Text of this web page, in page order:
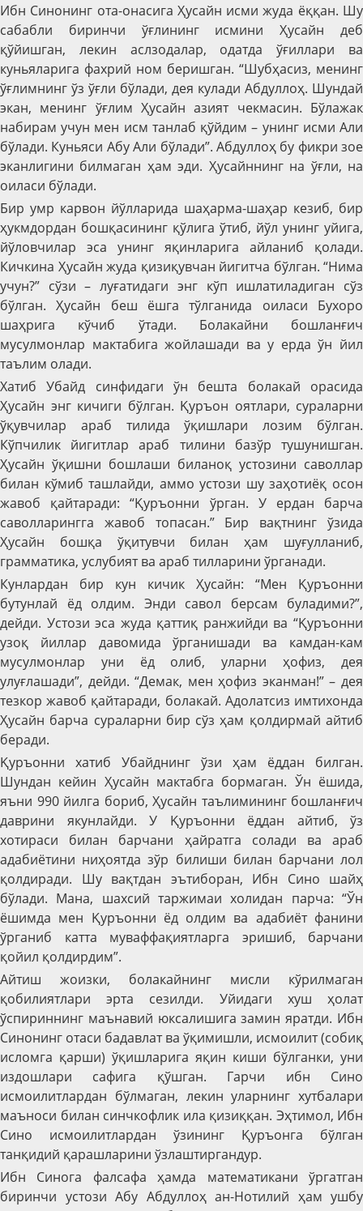
Ибн Синонинг ота-онасига Ҳусайн исми жуда ёққан. Шу
сабабли биринчи ўғлининг исмини Ҳусайн деб
қўйишган, лекин аслзодалар, одатда ўғиллари ва
куньяларига фахрий ном беришган. “Шубҳасиз, менинг
ўғлимнинг ўз ўғли бўлади, дея кулади Абдуллоҳ. Шундай
экан, менинг ўғлим Ҳусайн азият чекмасин. Бўлажак
набирам учун мен исм танлаб қўйдим – унинг исми Али
бўлади. Куньяси Абу Али бўлади”. Абдуллоҳ бу фикри зое
эканлигини билмаган ҳам эди. Ҳусайннинг на ўғли, на
оиласи бўлади.
Бир умр карвон йўлларида шаҳарма-шаҳар кезиб, бир
ҳукмдордан бошқасининг қўлига ўтиб, йўл унинг уйига,
йўловчилар эса унинг яқинларига айланиб қолади.
Кичкина Ҳусайн жуда қизиқувчан йигитча бўлган. “Нима
учун?” сўзи – луғатидаги энг кўп ишлатиладиган сўз
бўлган. Ҳусайн беш ёшга тўлганида оиласи Бухоро
шаҳрига кўчиб ўтади. Болакайни бошланғич
мусулмонлар мактабига жойлашади ва у ерда ўн йил
таълим олади.
Хатиб Убайд синфидаги ўн бешта болакай орасида
Ҳусайн энг кичиги бўлган. Қуръон оятлари, сураларни
ўқувчилар араб тилида ўқишлари лозим бўлган.
Кўпчилик йигитлар араб тилини базўр тушунишган.
Ҳусайн ўқишни бошлаши биланоқ устозини саволлар
билан кўмиб ташлайди, аммо устози шу заҳотиёқ осон
жавоб қайтаради: “Қуръонни ўрган. У ердан барча
саволларингга жавоб топасан.” Бир вақтнинг ўзида
Ҳусайн бошқа ўқитувчи билан ҳам шуғулланиб,
грамматика, услубият ва араб тилларини ўрганади.
Кунлардан бир кун кичик Ҳусайн: “Мен Қуръонни
бутунлай ёд олдим. Энди савол берсам буладими?”,
дейди. Устози эса жуда қаттиқ ранжийди ва “Қуръонни
узоқ йиллар давомида ўрганишади ва камдан-кам
мусулмонлар уни ёд олиб, уларни ҳофиз, дея
улуғлашади”, дейди. “Демак, мен ҳофиз эканман!” – дея
тезкор жавоб қайтаради, болакай. Адолатсиз имтихонда
Ҳусайн барча сураларни бир сўз ҳам қолдирмай айтиб
беради.
Қуръонни хатиб Убайднинг ўзи ҳам ёддан билган.
Шундан кейин Ҳусайн мактабга бормаган. Ўн ёшида,
яъни 990 йилга бориб, Ҳусайн таълимининг бошланғич
даврини якунлайди. У Қуръонни ёддан айтиб, ўз
хотираси билан барчани ҳайратга солади ва араб
адабиётини ниҳоятда зўр билиши билан барчани лол
қолдиради. Шу вақтдан эътиборан, Ибн Сино шайҳ
бўлади. Мана, шахсий таржимаи холидан парча: “Ўн
ёшимда мен Қуръонни ёд олдим ва адабиёт фанини
ўрганиб катта муваффақиятларга эришиб, барчани
қойил қолдирдим”.
Айтиш жоизки, болакайнинг мисли кўрилмаган
қобилиятлари эрта сезилди. Уйидаги хуш ҳолат
ўспириннинг маънавий юксалишига замин яратди. Ибн
Синонинг отаси бадавлат ва ўқимишли, исмоилит (собиқ
исломга қарши) ўқишларига яқин киши бўлганки, уни
издошлари сафига қўшган. Гарчи ибн Сино
исмоилитлардан бўлмаган, лекин уларнинг хутбалари
маъноси билан синчкофлик ила қизиққан. Эҳтимол, Ибн
Сино исмоилитлардан ўзининг Қуръонга бўлган
танқидий қарашларини ўзлаштиргандур.
Ибн Синога фалсафа ҳамда математикани ўргатган
биринчи устози Абу Абдуллоҳ ан-Нотилий ҳам ушбу